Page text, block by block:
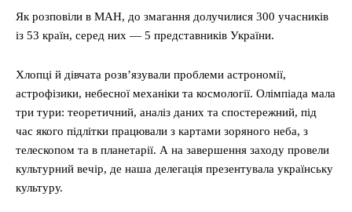
Як розповіли в МАН, до змагання долучилися 300 учасників
із 53 країн, серед них — 5 представників України.
Хлопці й дівчата розв’язували проблеми астрономії,
астрофізики, небесної механіки та космології. Олімпіада мала
три тури: теоретичний, аналіз даних та спостережний, під
час якого підлітки працювали з картами зоряного неба, з
телескопом та в планетарії. А на завершення заходу провели
культурний вечір, де наша делегація презентувала українську
культуру.